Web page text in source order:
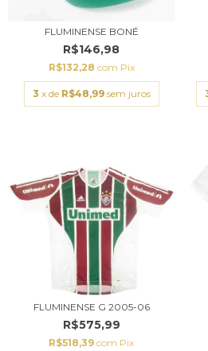
FLUMINENSE BONÉ
R$146,98
R$132,28 com Pix
3 x de R$48,99 sem juros
FLUMINENSE G 2005-06
R$575,99
R$518,39 com Pix